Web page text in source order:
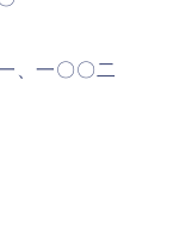
、一〇〇二